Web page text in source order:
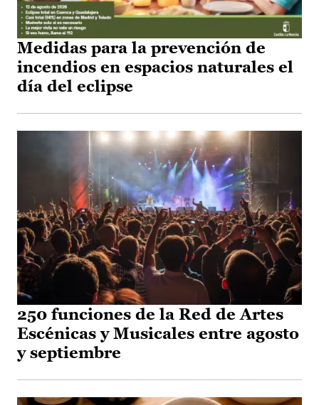
Medidas para la prevención de
incendios en espacios naturales el
día del eclipse
250 funciones de la Red de Artes
Escénicas y Musicales entre agosto
y septiembre